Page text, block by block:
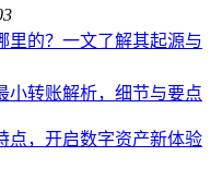
里的？一文了解其起源与
小转账解析，细节与要点
点，开启数字资产新体验